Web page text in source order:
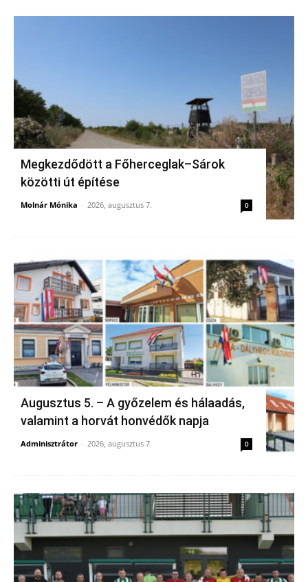
Megkezdődött a Főherceglak–Sárok
közötti út építése
Molnár Mónika - 2026, augusztus 7. 0
Augusztus 5. – A győzelem és hálaadás,
valamint a horvát honvédők napja
Adminisztrátor - 2026, augusztus 7. 0